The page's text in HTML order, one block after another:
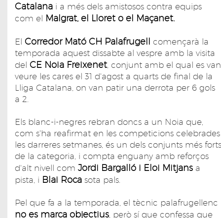
Catalana i a més dels amistosos contra equips
com el Malgrat, el Lloret o el Maçanet.
El Corredor Mató CH Palafrugell començarà la
temporada aquest dissabte al vespre amb la visita
del CE Noia Freixenet , conjunt amb el qual es van
veure les cares el 31 d'agost a quarts de final de la
Lliga Catalana, on van patir una derrota per 6 gols
a 2.
Els blanc-i-negres rebran doncs a un Noia que,
com s'ha reafirmat en les competicions celebrades
les darreres setmanes, és un dels conjunts més forts
de la categoria, i compta enguany amb reforços
d'alt nivell com Jordi Bargalló i Eloi Mitjans a
pista, i Blai Roca sota pals.
Pel que fa a la temporada, el tècnic palafrugellenc
no es marca objectius , però sí que confessa que